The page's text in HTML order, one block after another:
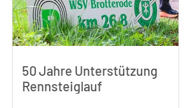
50 Jahre Unterstützung
Rennsteiglauf